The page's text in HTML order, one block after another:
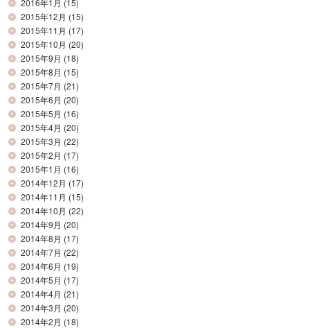
2015年12月 (15)
2015年11月 (17)
2015年10月 (20)
2015年9月 (18)
2015年8月 (15)
2015年7月 (21)
2015年6月 (20)
2015年5月 (16)
2015年4月 (20)
2015年3月 (22)
2015年2月 (17)
2015年1月 (16)
2014年12月 (17)
2014年11月 (15)
2014年10月 (22)
2014年9月 (20)
2014年8月 (17)
2014年7月 (22)
2014年6月 (19)
2014年5月 (17)
2014年4月 (21)
2014年3月 (20)
2014年2月 (18)